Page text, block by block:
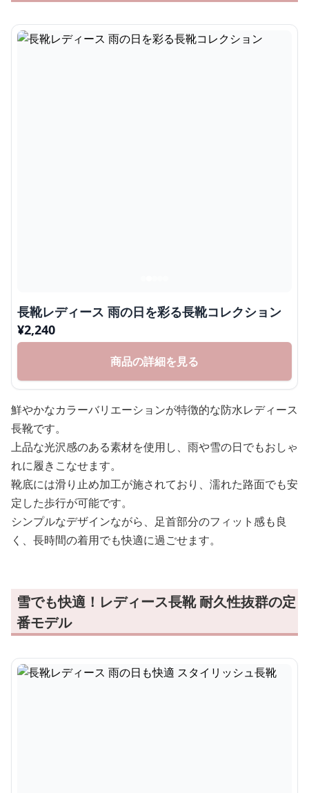
長靴レディース 雨の日を彩る長靴コレクション
¥2,240
商品の詳細を見る
鮮やかなカラーバリエーションが特徴的な防水レディース
長靴です。
上品な光沢感のある素材を使用し、雨や雪の日でもおしゃ
れに履きこなせます。
靴底には滑り止め加工が施されており、濡れた路面でも安
定した歩行が可能です。
シンプルなデザインながら、足首部分のフィット感も良
く、長時間の着用でも快適に過ごせます。
雪でも快適！レディース長靴 耐久性抜群の定
番モデル